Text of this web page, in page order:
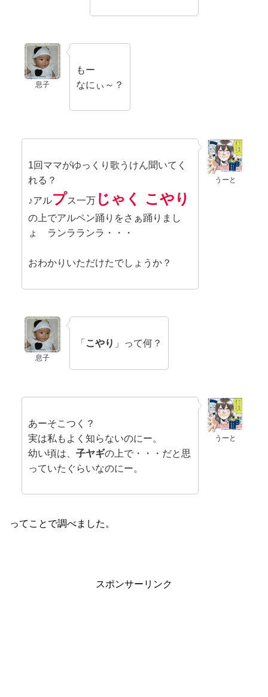
息子
もー
なにぃ～？
うーと
1回ママがゆっくり歌うけん聞いてく
れる？
♪アルプス一万 じゃく こやり
の上でアルペン踊りをさぁ踊りまし
ょ ランラランラ・・・
おわかりいただけたでしょうか？
息子
「 こやり 」って何？
うーと
あーそこつく？
実は私もよく知らないのにー。
幼い頃は、 子ヤギの上で・・・だと思
っていたぐらいなのにー。
ってことで調べました。
スポンサーリンク